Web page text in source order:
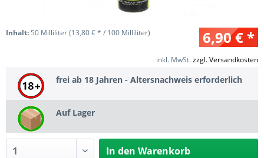
6,90 € *
Inhalt: 50 Milliliter (13,80 € * / 100 Milliliter)
inkl. MwSt.zzgl. Versandkosten
frei ab 18 Jahren - Altersnachweis erforderlich
Auf Lager
In den Warenkorb